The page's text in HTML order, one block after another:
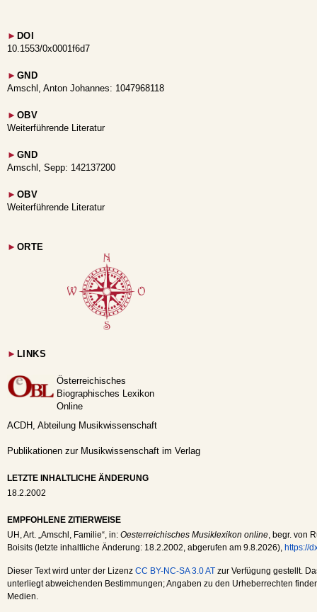
► DOI
10.1553/0x0001f6d7
► GND
Amschl, Anton Johannes: 1047968118
► OBV
Weiterführende Literatur
► GND
Amschl, Sepp: 142137200
► OBV
Weiterführende Literatur
► ORTE
► LINKS
Österreichisches
Biographisches Lexikon
Online
ACDH, Abteilung Musikwissenschaft
Publikationen zur Musikwissenschaft im Verlag
LETZTE INHALTLICHE ÄNDERUNG
18.2.2002
EMPFOHLENE ZITIERWEISE
UH , Art. „Amschl, Familie“, in: Oesterreichisches Musiklexikon online , begr. von
Boisits (letzte inhaltliche Änderung: 18.2.2002 , abgerufen am 9.8.2026), https://
Dieser Text wird unter der Lizenz CC BY-NC-SA 3.0 AT zur Verfügung gestellt.
unterliegt abweichenden Bestimmungen; Angaben zu den Urheberrechten
Medien.